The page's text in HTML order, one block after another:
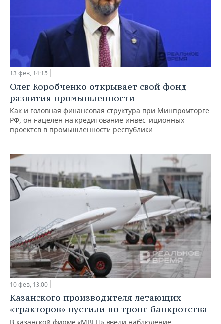
13 фев, 14:15
Олег Коробченко открывает свой фонд
развития промышленности
Как и головная финансовая структура при Минпромторге
РФ, он нацелен на кредитование инвестиционных
проектов в промышленности республики
10 фев, 13:00
Казанского производителя летающих
«тракторов» пустили по тропе банкротства
В казанской фирме «МВЕН» ввели наблюдение